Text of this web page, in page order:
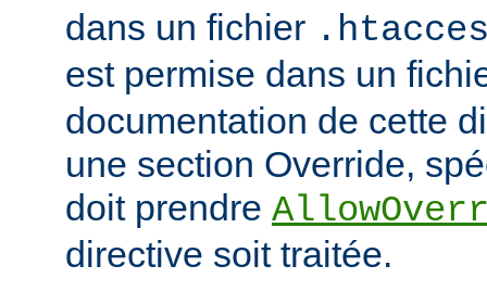
dans un fichier
est permise dans un
documentation de cette
une section Override,
doit prendre
directive soit traitée.